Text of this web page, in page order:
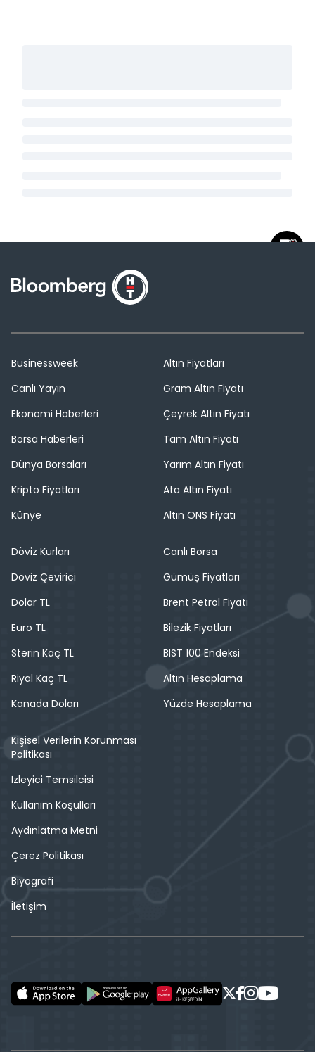
Businessweek
Canlı Yayın
Ekonomi Haberleri
Borsa Haberleri
Dünya Borsaları
Kripto Fiyatları
Künye
Altın Fiyatları
Gram Altın Fiyatı
Çeyrek Altın Fiyatı
Tam Altın Fiyatı
Yarım Altın Fiyatı
Ata Altın Fiyatı
Altın ONS Fiyatı
Döviz Kurları
Döviz Çevirici
Dolar TL
Euro TL
Sterin Kaç TL
Riyal Kaç TL
Kanada Doları
Canlı Borsa
Gümüş Fiyatları
Brent Petrol Fiyatı
Bilezik Fiyatları
BIST 100 Endeksi
Altın Hesaplama
Yüzde Hesaplama
Kişisel Verilerin Korunması
Politikası
İzleyici Temsilcisi
Kullanım Koşulları
Aydınlatma Metni
Çerez Politikası
Biyografi
İletişim